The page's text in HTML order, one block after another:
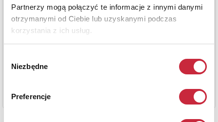
Partnerzy mogą połączyć te informacje z innymi danymi
otrzymanymi od Ciebie lub uzyskanymi podczas
korzystania z ich usług.
zgody
Niezbędne
Preferencje